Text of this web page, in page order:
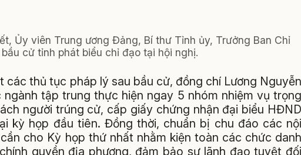
Ủy viên Trung ương Đảng, Bí thư Tỉnh ủy, Trưởng Ban Chỉ
cử tỉnh phát biểu chỉ đạo tại hội nghị.
các thủ tục pháp lý sau bầu cử, đồng chí Lương Nguyễn
tập trung thực hiện ngay 5 nhóm nhiệm vụ trọng
người trúng cử, cấp giấy chứng nhận đại biểu HĐND
kỳ họp đầu tiên. Đồng thời, chuẩn bị chu đáo các nội
cho Kỳ họp thứ nhất nhằm kiện toàn các chức danh
quyền địa phương, đảm bảo sự lãnh đạo tuyệt đối